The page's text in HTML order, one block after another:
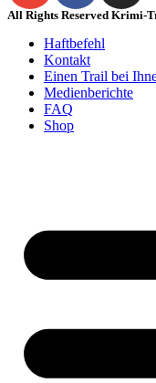
All Rights Reserved Krimi-
Haftbefehl
Kontakt
Einen Trail bei
Medienberichte
FAQ
Shop